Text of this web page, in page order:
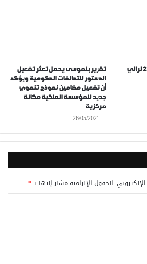
أكادير.. انطلاق الدورة الـ22 لرالي
تقرير بنموسى يحمل تعثر تفعيل
الدستور للتحالفات الحكومية ويؤكد
أن تفعيل مضامين نموذج تنموي
جديد للمؤسسة الملكية مكانة
مركزية
26/05/2021
الحقول الإلزامية مشار إليها بـ*